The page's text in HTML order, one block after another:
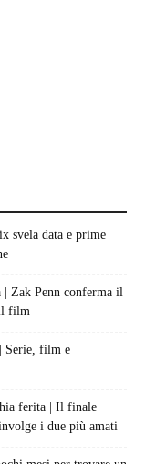
svela data e prime
| Zak Penn conferma il
il film
Serie, film e
ferita | Il finale
i due più amati